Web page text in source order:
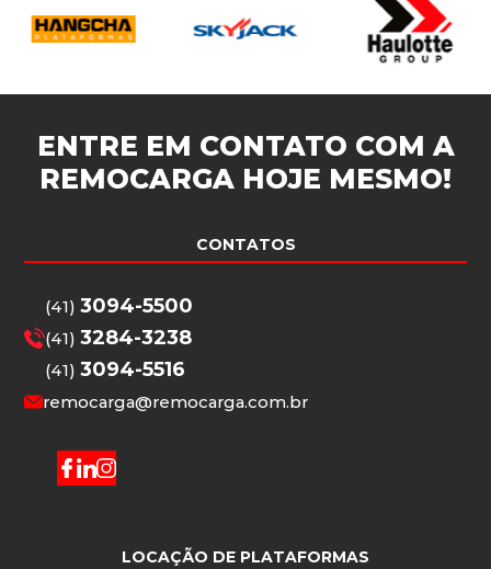
ENTRE EM CONTATO COM A
REMOCARGA HOJE MESMO!
CONTATOS
(41)3094-5500
(41)3284-3238
(41)3094-5516
remocarga@remocarga.com.br
LOCAÇÃO DE PLATAFORMAS